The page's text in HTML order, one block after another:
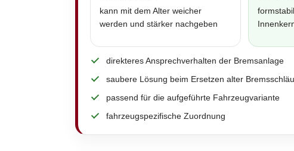
kann mit dem Alter weicher
werden und stärker nachgeben
direkteres Ansprechverhalten der Bremsanlage
saubere Lösung beim Ersetzen alter
passend für die aufgeführte Fahrzeugvariante
fahrzeugspezifische Zuordnung